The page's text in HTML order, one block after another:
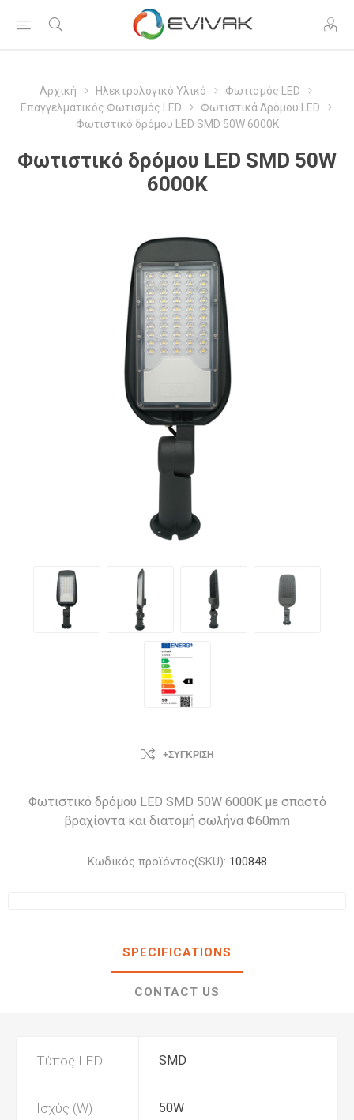
Αρχική Ηλεκτρολογικό Υλικό
Φωτισμός LED
Επαγγελματικός Φωτισμός LED
Φωτιστικά Δρόμου LED
Φωτιστικό δρόμου LED SMD 50W 6000Κ
Φωτιστικό δρόμου LED SMD 50W
6000Κ
+ΣΎΓΚΡΙΣΗ
Φωτιστικό δρόμου LED SMD 50W 6000Κ με σπαστό
βραχίοντα και διατομή σωλήνα Φ60mm
Κωδικός προϊόντος(SKU): 100848
SPECIFICATIONS
CONTACT US
Τύπος LED SMD
Ισχύς (W) 50W